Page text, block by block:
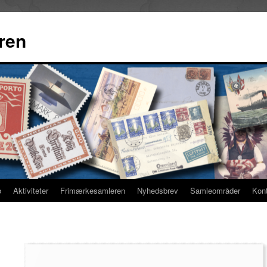
Aktiviteter Frimærkesamleren Nyhedsbrev Samleområder